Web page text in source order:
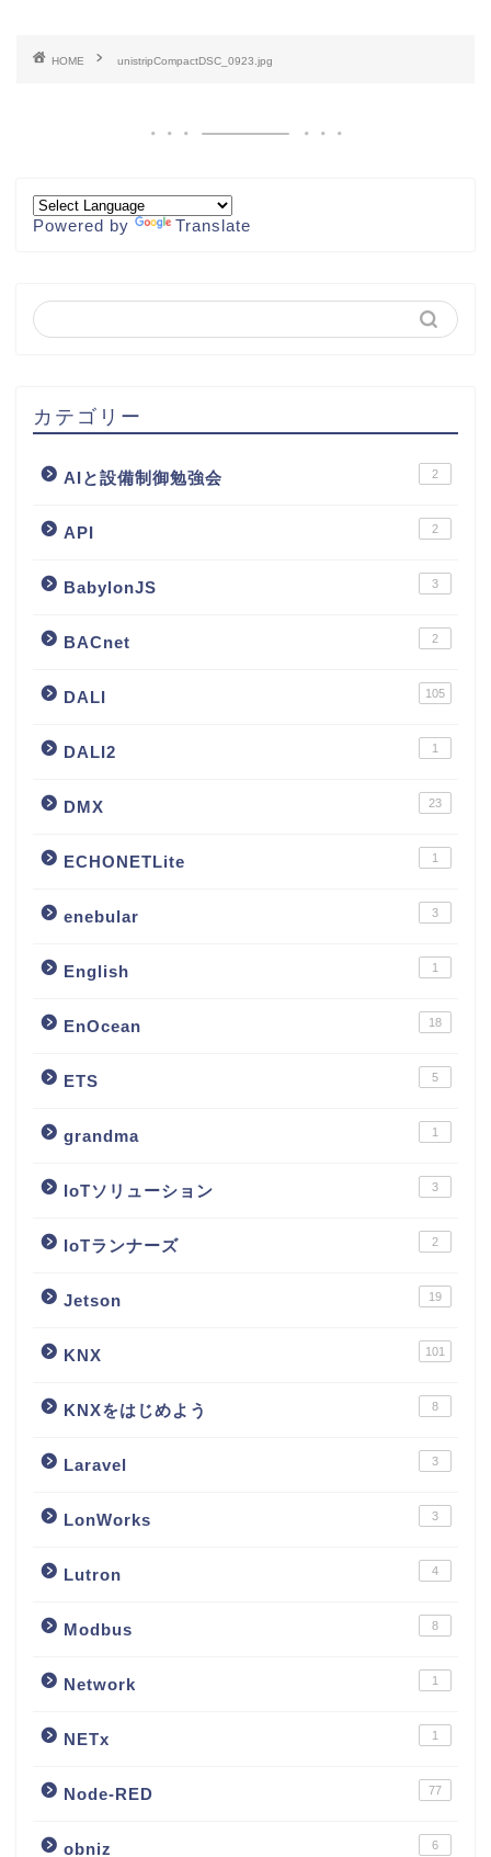
HOME unistripCompactDSC_0923.jpg
Powered by Translate
カテゴリー
AIと設備制御勉強会 2
API 2
BabylonJS 3
BACnet 2
DALI 105
DALI2 1
DMX 23
ECHONETLite 1
enebular 3
English 1
EnOcean 18
ETS 5
grandma 1
IoTソリューション 3
IoTランナーズ 2
Jetson 19
KNX 101
KNXをはじめよう 8
Laravel 3
LonWorks 3
Lutron 4
Modbus 8
Network 1
NETx 1
Node-RED 77
obniz 6